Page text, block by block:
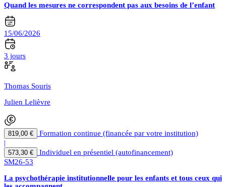
Quand les mesures ne correspondent pas aux besoins de l’enfant
15/06/2026
3 jours
Thomas Souris
Julien Lelièvre
819,00 €
Formation continue (financée par votre institution)
|
573,30 €
Individuel en présentiel (autofinancement)
SM26-53
La psychothérapie institutionnelle pour les enfants et tous ceux qui